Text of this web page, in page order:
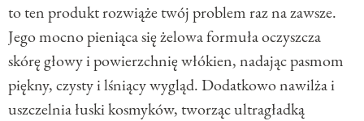
to ten produkt rozwiąże twój problem raz na zawsze.
Jego mocno pieniąca się żelowa formuła oczyszcza
skórę głowy i powierzchnię włókien, nadając pasmom
piękny, czysty i lśniący wygląd. Dodatkowo nawilża i
uszczelnia łuski kosmyków, tworząc ultragładką